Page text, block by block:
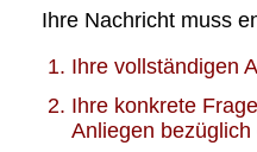
Ihre Nachricht muss
Ihre vollständigen
Ihre konkrete
Anliegen